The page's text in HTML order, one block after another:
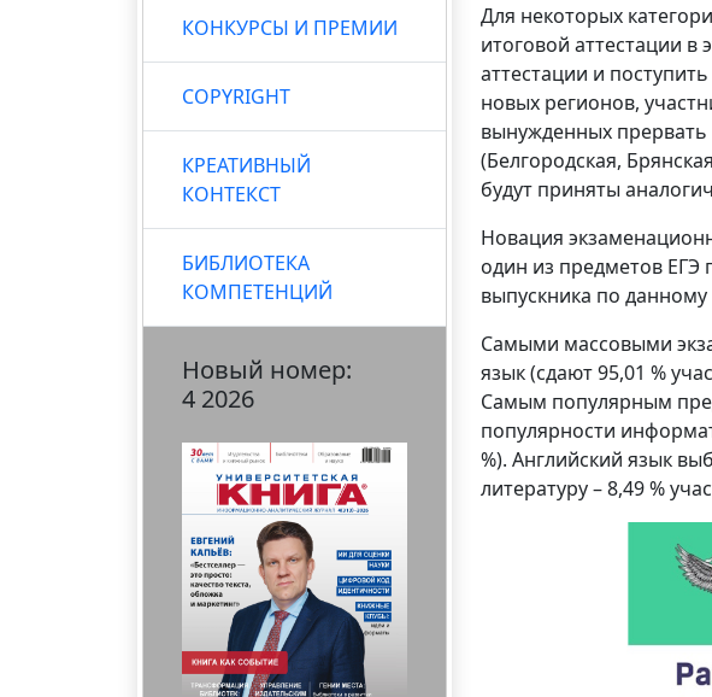
КОНКУРСЫ И ПРЕМИИ
COPYRIGHT
КРЕАТИВНЫЙ
КОНТЕКСТ
БИБЛИОТЕКА
КОМПЕТЕНЦИЙ
Новый номер:
4 2026
Для некоторых
итоговой аттестации в
аттестации и
новых регионов,
вынужденных
(Белгородская,
будут приняты
Новация
один из предметов ЕГЭ
выпускника по
Самыми массовыми
язык (сдают 95,01 %
Самым популярным
популярности
%). Английский язык
литературу – 8,49 %